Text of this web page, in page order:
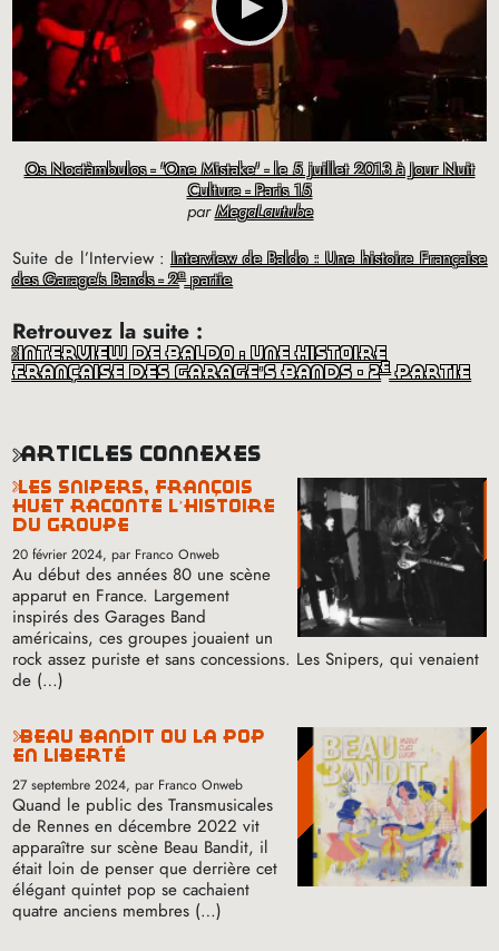
Os Noctàmbulos - 'One Mistake' - le 5 juillet 2013 à Jour Nuit
Culture - Paris 15
parMegaLautube
Suite de l’Interview :Interview de Baldo : Une histoire Française
des Garage’s Bands - 2epartie
Retrouvez la suite :
interview de baldo : une histoire
française des garage’s bands - 2epartie
articles connexes
les snipers, françois
huet raconte l’histoire
du groupe
20 février 2024, par Franco Onweb
Au début des années 80 une scène
apparut en France. Largement
inspirés des Garages Band
américains, ces groupes jouaient un
rock assez puriste et sans concessions. Les Snipers, qui venaient
de (…)
beau bandit ou la pop
en liberté
27 septembre 2024, par Franco Onweb
Quand le public des Transmusicales
de Rennes en décembre 2022 vit
apparaître sur scène Beau Bandit, il
était loin de penser que derrière cet
élégant quintet pop se cachaient
quatre anciens membres (…)